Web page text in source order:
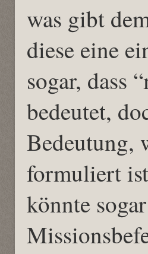
was gibt
diese eine
sogar, dass
bedeutet,
Bedeutung,
formuliert
könnte